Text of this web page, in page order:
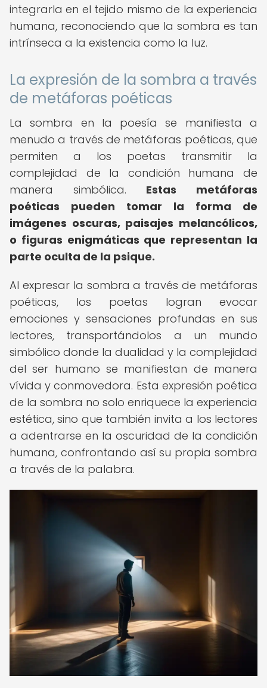
integrarla en el tejido mismo de la experiencia
humana, reconociendo que la sombra es tan
intrínseca a la existencia como la luz.
La expresión de la sombra a través
de metáforas poéticas
La sombra en la poesía se manifiesta a
menudo a través de metáforas poéticas, que
permiten a los poetas transmitir la
complejidad de la condición humana de
manera simbólica. Estas metáforas
poéticas pueden tomar la forma de
imágenes oscuras, paisajes melancólicos,
o figuras enigmáticas que representan la
parte oculta de la psique.
Al expresar la sombra a través de metáforas
poéticas, los poetas logran evocar
emociones y sensaciones profundas en sus
lectores, transportándolos a un mundo
simbólico donde la dualidad y la complejidad
del ser humano se manifiestan de manera
vívida y conmovedora. Esta expresión poética
de la sombra no solo enriquece la experiencia
estética, sino que también invita a los lectores
a adentrarse en la oscuridad de la condición
humana, confrontando así su propia sombra
a través de la palabra.